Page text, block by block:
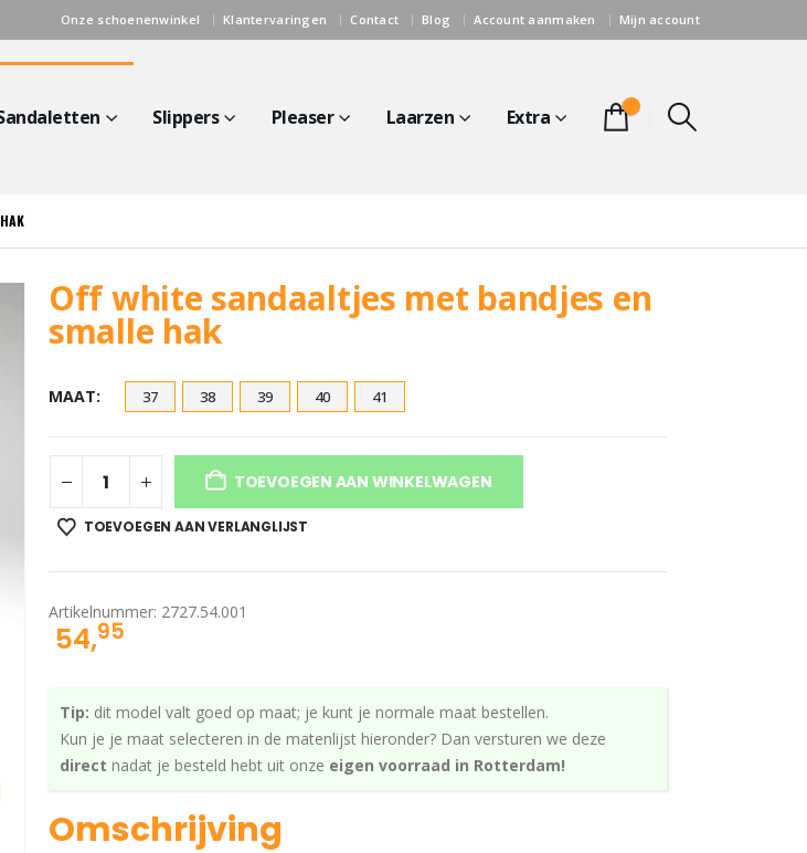
Onze schoenenwinkel Klantervaringen Contact Blog Account aanmaken Mijn account
Slippers Pleaser Laarzen Extra
Off white sandaaltjes met bandjes en
smalle hak
MAAT 37 38 39 40 41
TOEVOEGEN AAN WINKELWAGEN
TOEVOEGEN AAN VERLANGLIJST
Artikelnummer: 2727.54.001
54,95
Tip: dit model valt goed op maat; je kunt je normale maat bestellen.
Kun je je maat selecteren in de matenlijst hieronder? Dan versturen we deze
direct nadat je besteld hebt uit onze eigen voorraad in Rotterdam!
Omschrijving